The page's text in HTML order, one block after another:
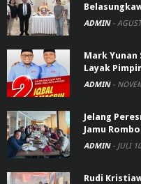
ADMIN -
Mark Yunan
Layak
ADMIN -
Jelang
Jamu
ADMIN - JULI
Rudi